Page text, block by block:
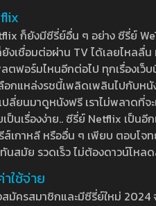
ก็ยังมีซีรี่ย์อื่น ๆ อย่าง ซีรี่ย์
งเชื่อมต่อผ่าน TV ได้เลยไหลลื่
ตฟอร์มไหนอีกต่อไป ทุกเรื่องเว็
อกแหล่งรชนี้เพลิดเพลินไปกับห
ลี่ยนมาดูหนังฟรี เราไม่พลาดที่
ป็นเรื่องง่าย.. ซีรี่ย์ Netflix เป็น
กาหลี หรืออื่น ๆ เพียบ ตอบโจท
นสมัย รวดเร็ว ไม่ต้องดาวน์โห
ใช้จ่าย
สมัครสมาชิกและมีซีรี่ย์ใหม่